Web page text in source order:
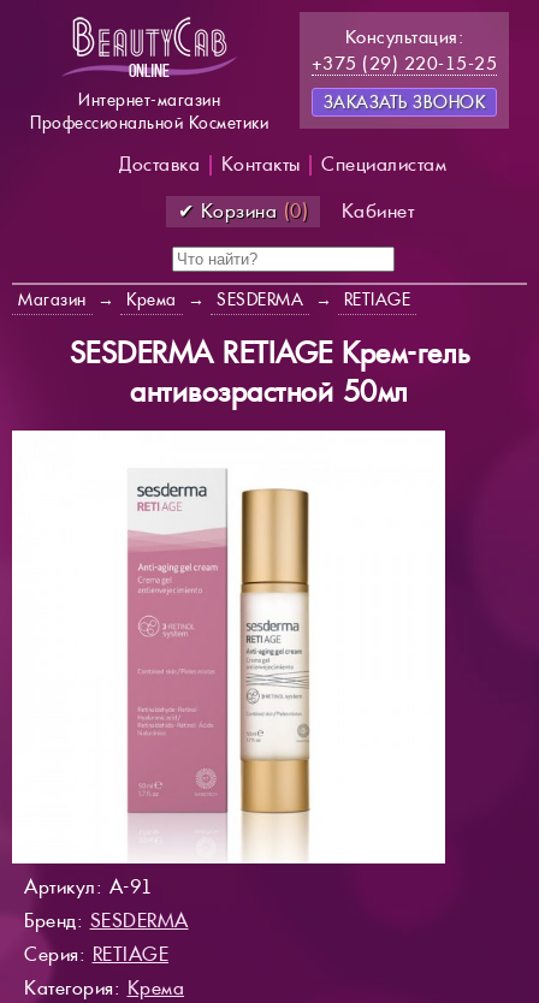
Интернет-магазин
Профессиональной Косметики
Консультация:
+375 (29) 220-15-25
ЗАКАЗАТЬ ЗВОНОК
Доставка Контакты
Специалистам
✔ Корзина (0) Кабинет
Магазин → Крема → SESDERMA → RETIAGE
SESDERMA RETIAGE Крем-гель
антивозрастной 50мл
Артикул: A-91
Бренд: SESDERMA
Серия: RETIAGE
Категория: Крема